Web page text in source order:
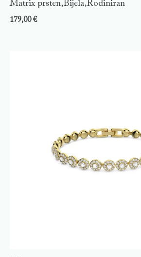
Matrix prsten,Bijela,Rodiniran
179,00€